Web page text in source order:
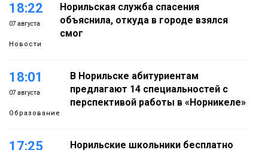
18:22
07 августа
Новости
Норильская служба спасения
объяснила, откуда в городе взялся
смог
18:01
07 августа
Образование
В Норильске абитуриентам
предлагают 14 специальностей с
перспективой работы в «Норникеле»
17:25
Норильские школьники бесплатно